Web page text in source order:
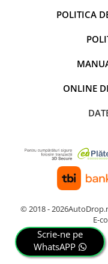
POLITICA
ONLINE
© 2018 -
E-
Scrie-ne pe
WhatsAPP